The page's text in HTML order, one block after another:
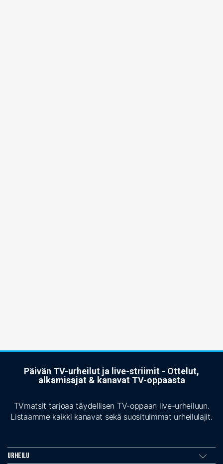
Päivän TV-urheilut ja live-striimit - Ottelut,
alkamisajat & kanavat TV-oppaasta
TVmatsit tarjoaa täydellisen TV-oppaan live-urheiluun.
Listaamme kaikki kanavat sekä suosituimmat urheilulajit.
Urheilu